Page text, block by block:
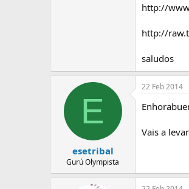
http://
http://
saludos
E
esetribal
Gurú Olympista
22 Feb 2014
Vais a